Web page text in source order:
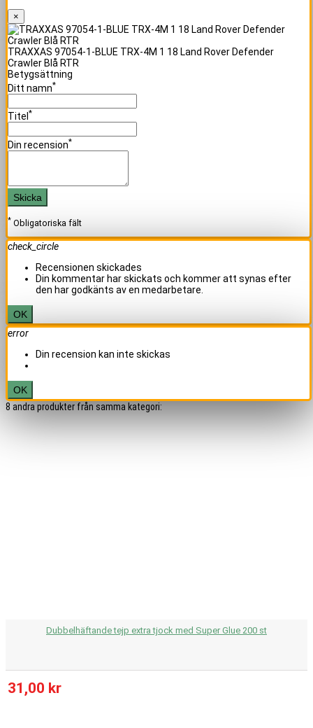
×
TRAXXAS 97054-1-BLUE TRX-4M 1 18 Land Rover Defender
Crawler Blå RTR
Betygsättning
Ditt namn*
Titel *
Din recension*
Skicka
* Obligatoriska fält
check_circle
Recensionen skickades
Din kommentar har skickats och kommer att synas efter
den har godkänts av en medarbetare.
OK
error
Din recension kan inte skickas
OK
8 andra produkter från samma kategori:
Dubbelhäftande tejp extra tjock med Super Glue 200 st
31,00 kr